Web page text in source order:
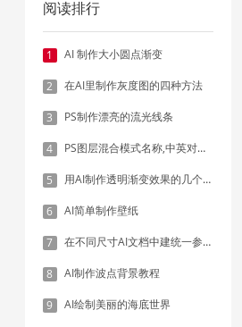
阅读排行
1 AI 制作大小圆点渐变
2 在AI里制作灰度图的四种方法
3 PS制作漂亮的流光线条
4 PS图层混合模式名称,中英对照表
5 用AI制作透明渐变效果的几个方法
6 AI简单制作壁纸
7 在不同尺寸AI文档中建统一参考线 - 方法1：对齐和分布
8 AI制作波点背景教程
9 AI绘制美丽的海底世界